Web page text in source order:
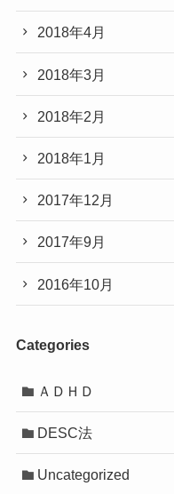
2018年4月
2018年3月
2018年2月
2018年1月
2017年12月
2017年9月
2016年10月
Categories
ＡＤＨＤ
DESC法
Uncategorized